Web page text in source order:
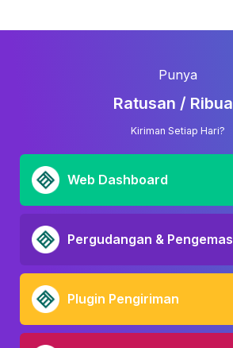
Punya
Ratusan /
Kiriman Setiap Hari?
Web Dashboard
Pergudangan &
Plugin Pengiriman